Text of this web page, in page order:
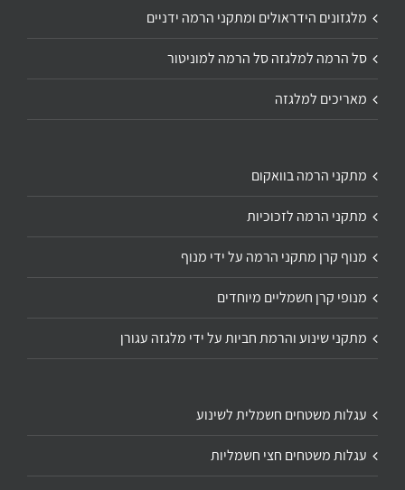
מלגזונים הידראולים ומתקני הרמה ידניים
סל הרמה למלגזה סל הרמה למוניטור
מאריכים למלגזה
מתקני הרמה בוואקום
מתקני הרמה לזכוכיות
מנוף קרן מתקני הרמה על ידי מנוף
מנופי קרן חשמליים מיוחדים
מתקני שינוע והרמת חביות על ידי מלגזה עגורן
עגלות משטחים חשמלית לשינוע
עגלות משטחים חצי חשמליות